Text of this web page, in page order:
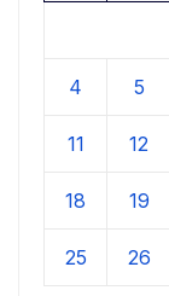
4 5
11 12
18 19
25 26